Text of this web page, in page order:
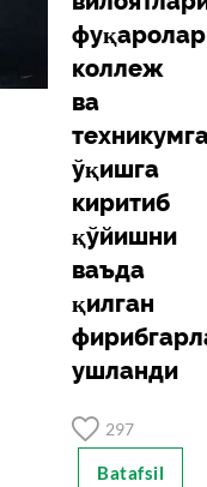
коллеж
ва
ўқишга
киритиб
қўйишни
ваъда
қилган
ушланди
297
Batafsil